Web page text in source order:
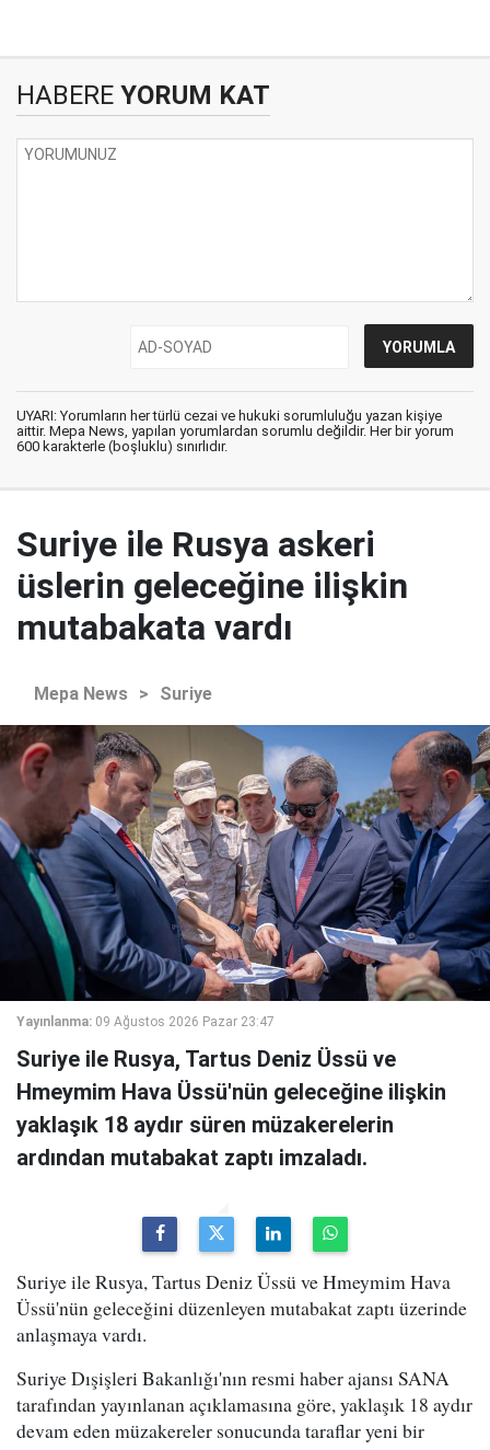
HABERE YORUM KAT
UYARI: Yorumların her türlü cezai ve hukuki sorumluluğu yazan kişiye
aittir. Mepa News, yapılan yorumlardan sorumlu değildir. Her bir yorum
600 karakterle (boşluklu) sınırlıdır.
Suriye ile Rusya askeri
üslerin geleceğine ilişkin
mutabakata vardı
Mepa News > Suriye
Yayınlanma: 09 Ağustos 2026 Pazar 23:47
Suriye ile Rusya, Tartus Deniz Üssü ve
Hmeymim Hava Üssü'nün geleceğine ilişkin
yaklaşık 18 aydır süren müzakerelerin
ardından mutabakat zaptı imzaladı.
Suriye ile Rusya, Tartus Deniz Üssü ve Hmeymim Hava
Üssü'nün geleceğini düzenleyen mutabakat zaptı üzerinde
anlaşmaya vardı.
Suriye Dışişleri Bakanlığı'nın resmi haber ajansı SANA
tarafından yayınlanan açıklamasına göre, yaklaşık 18 aydır
devam eden müzakereler sonucunda taraflar yeni bir